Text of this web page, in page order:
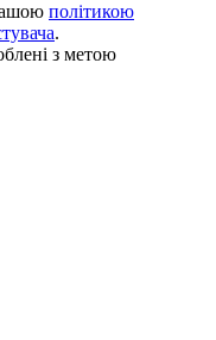
політикою
.
з метою